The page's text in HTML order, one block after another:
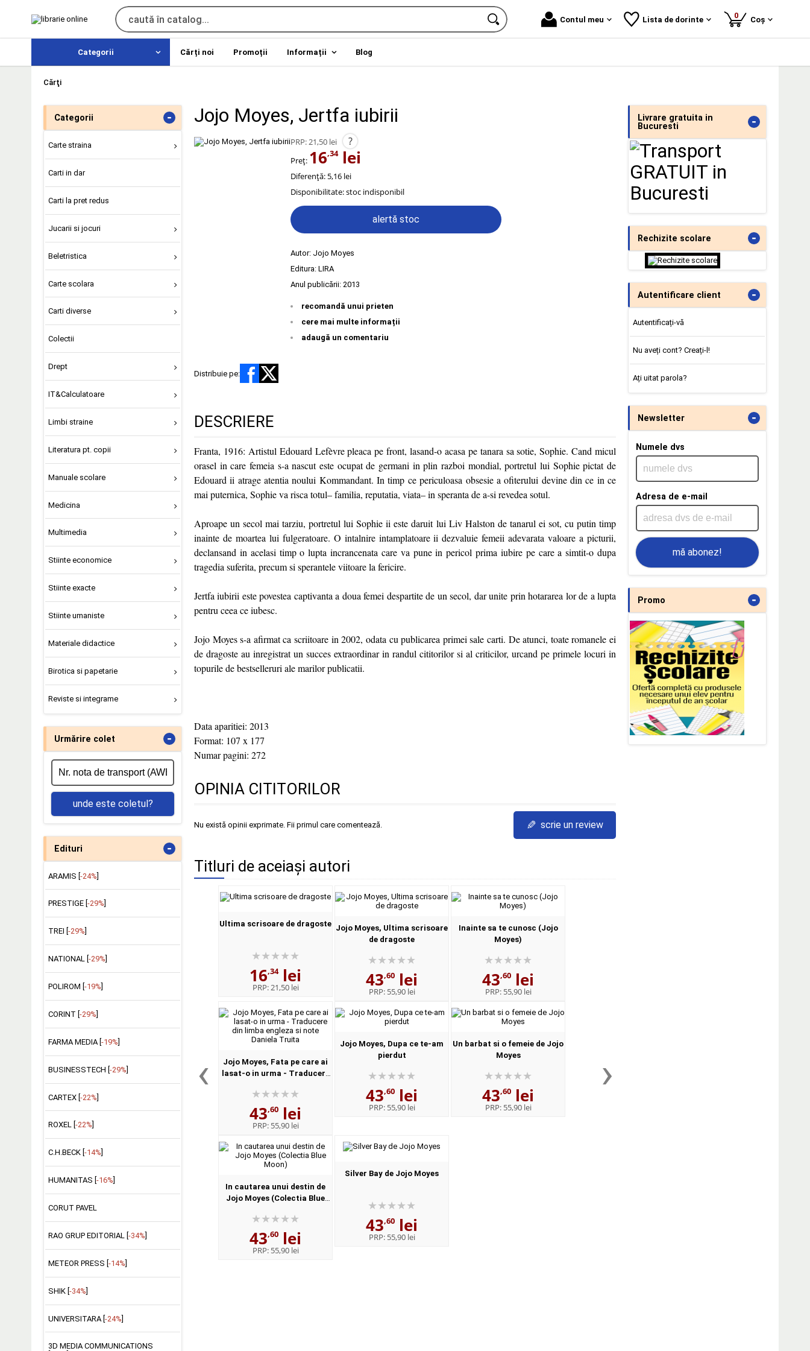
Contul meu Lista de dorinte 0produse
Coș
Categorii Cărți noi Promoții Informații Blog
Cărţi
Categorii -
Carte straina
Carti in dar
Carti la pret redus
Jucarii si jocuri
Beletristica
Carte scolara
Carti diverse
Colectii
Drept
IT&Calculatoare
Limbi straine
Literatura pt. copii
Manuale scolare
Medicina
Multimedia
Stiinte economice
Stiinte exacte
Stiinte umaniste
Materiale didactice
Birotica si papetarie
Reviste si integrame
Urmărire colet -
unde este coletul?
Edituri -
ARAMIS [-24%]
PRESTIGE [ -29%
TREI [ -29%
NATIONAL [ -29%
POLIROM [ -19%
CORINT [ -29%
FARMA MEDIA [ -19%
BUSINESSTECH [-29%]
CARTEX [-22%]
ROXEL [ -22%
C.H.BECK [ -14%
HUMANITAS [ -16%
CORUT PAVEL
RAO GRUP EDITORIAL [ -34%
METEOR PRESS [ -14%
SHIK [-34%]
UNIVERSITARA [-24%]
3D MEDIA COMMUNICATIONS
Jojo Moyes, Jertfa iubirii
PRP:21,50 lei ?
Preț: 16,34lei
Diferență: 5,16 lei
Disponibilitate:stoc indisponibil
alertă stoc
Autor: Jojo Moyes
Editura: LIRA
Anul publicării: 2013
recomandă unui prieten
cere mai multe informații
adaugă un comentariu
Distribuie pe:
DESCRIERE
Franta, 1916: Artistul Edouard Lefèvre pleaca pe front, lasand-o acasa pe tanara sa sotie, Sophie. Cand micul
orasel in care femeia s-a nascut este ocupat de germani in plin razboi mondial, portretul lui Sophie pictat de
Edouard ii atrage atentia noului Kommandant. In timp ce periculoasa obsesie a ofiterului devine din ce in ce
mai puternica, Sophie va risca totul– familia, reputatia, viata– in speranta de a-si revedea sotul.
Aproape un secol mai tarziu, portretul lui Sophie ii este daruit lui Liv Halston de tanarul ei sot, cu putin timp
inainte de moartea lui fulgeratoare. O intalnire intamplatoare ii dezvaluie femeii adevarata valoare a picturii,
declansand in acelasi timp o lupta incrancenata care va pune in pericol prima iubire pe care a simtit-o dupa
tragedia suferita, precum si sperantele viitoare la fericire.
Jertfa iubirii este povestea captivanta a doua femei despartite de un secol, dar unite prin hotararea lor de a lupta
pentru ceea ce iubesc.
Jojo Moyes s-a afirmat ca scriitoare in 2002, odata cu publicarea primei sale carti. De atunci, toate romanele ei
de dragoste au inregistrat un succes extraordinar in randul cititorilor si al criticilor, urcand pe primele locuri in
topurile de bestselleruri ale marilor publicatii.
Data aparitiei: 2013
Format: 107 x 177
Numar pagini: 272
OPINIA CITITORILOR
Nu există opinii exprimate. Fii primul care comentează. ✎ scrie un review
Titluri de aceiași autori
‹
Ultima scrisoare de dragoste
16,34lei
PRP:21,50 lei
Jojo Moyes, Ultima scrisoare
de dragoste
43,60 lei
PRP: 55,90 lei
Inainte sa te cunosc (Jojo
Moyes)
43,60 lei
PRP: 55,90 lei
Jojo Moyes, Fata pe care ai
lasat-o in urma - Traducere
Daniela Truita
43,60 lei
PRP: 55,90 lei
Jojo Moyes, Dupa ce te-am
pierdut
43,60 lei
PRP: 55,90 lei
Un barbat si o femeie de Jojo
Moyes
43,60 lei
PRP: 55,90 lei
In cautarea unui destin de
Jojo Moyes (Colectia Blue
43,60 lei
PRP: 55,90 lei
Silver Bay de Jojo Moyes
43,60 lei
PRP: 55,90 lei
›
Livrare gratuita in
Bucuresti
-
Rechizite scolare -
Autentificare client -
Autentificați-vă
Nu aveți cont? Creați-l!
Ați uitat parola?
Newsletter -
Numele dvs
Adresa de e-mail
mă abonez!
Promo -